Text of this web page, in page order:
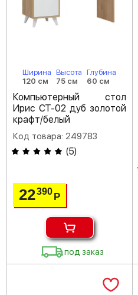
Ширина
120 см
Высота
75 см
Глубина
60 см
Компьютерный стол
Ирис СТ-02 дуб золотой
крафт/белый
Код товара: 249783
(5)
22390Р
под заказ